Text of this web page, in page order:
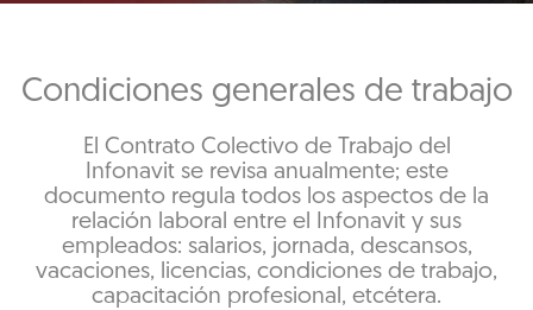
Condiciones generales de trabajo
El Contrato Colectivo de Trabajo del
Infonavit se revisa anualmente; este
documento regula todos los aspectos de la
relación laboral entre el Infonavit y sus
empleados: salarios, jornada, descansos,
vacaciones, licencias, condiciones de trabajo,
capacitación profesional, etcétera.